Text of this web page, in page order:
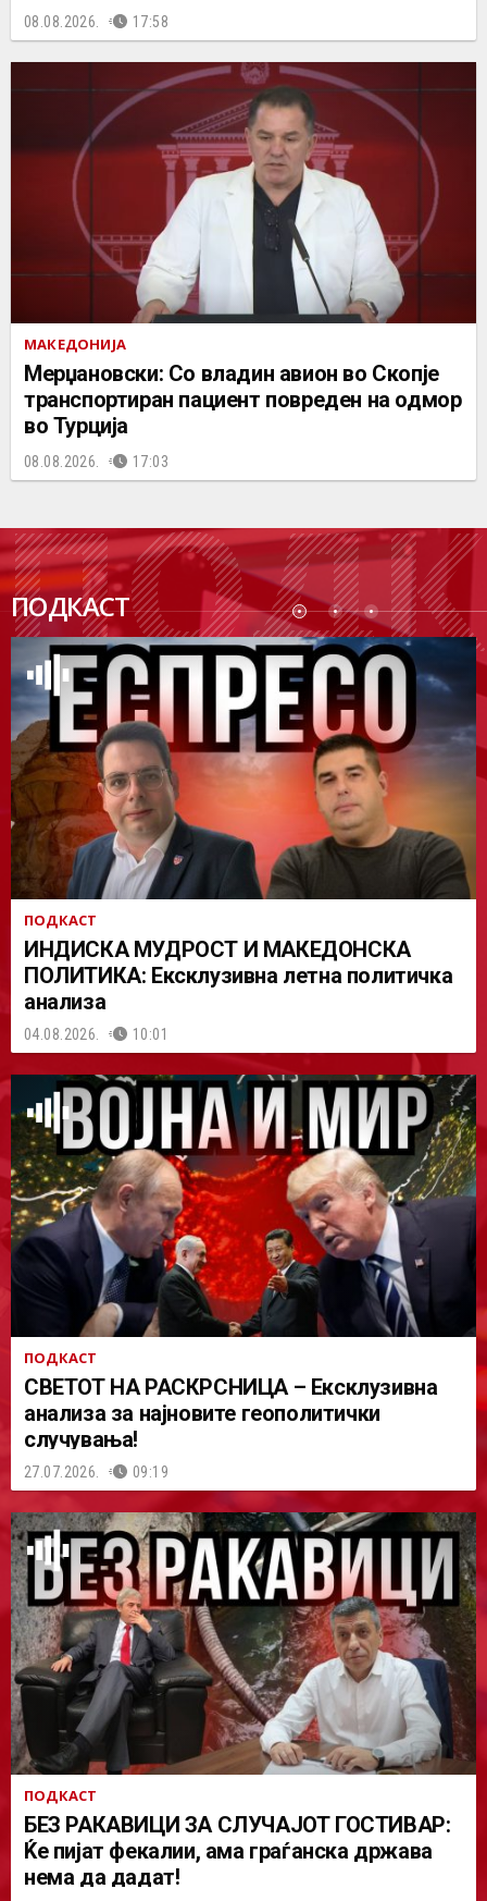
08.08.2026. 17:58
МАКЕДОНИЈА
Мерџановски: Со владин авион во Скопје
транспортиран пациент повреден на одмор
во Турција
08.08.2026. 17:03
ПОДКАСТ
ПОДК
АСТ
ПОДКАСТ
ИНДИСКА МУДРОСТ И МАКЕДОНСКА
ПОЛИТИКА: Ексклузивна летна политичка
анализа
04.08.2026. 10:01
ПОДКАСТ
СВЕТОТ НА РАСКРСНИЦА – Ексклузивна
анализа за најновите геополитички
случувања!
27.07.2026. 09:19
ПОДКАСТ
БЕЗ РАКАВИЦИ ЗА СЛУЧАЈОТ ГОСТИВАР:
Ќе пијат фекалии, ама граѓанска држава
нема да дадат!